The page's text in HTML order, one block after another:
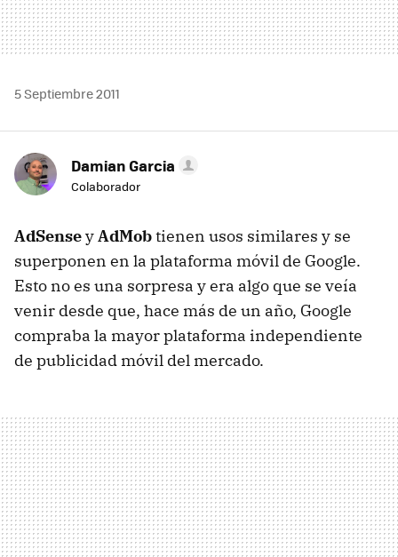
5 Septiembre 2011
Damian Garcia
Colaborador
AdSenseyAdMobtienen usos similares y se
superponen en la plataforma móvil de Google.
Esto no es una sorpresa y era algo que se veía
venir desde que, hace más de un año, Google
compraba la mayor plataforma independiente
de publicidad móvil del mercado.